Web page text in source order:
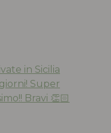
in Sicilia
Super
Bravi 👏🏻